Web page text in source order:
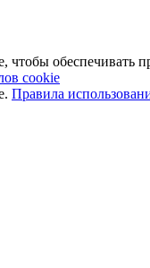
обеспечивать
cookie
Правила